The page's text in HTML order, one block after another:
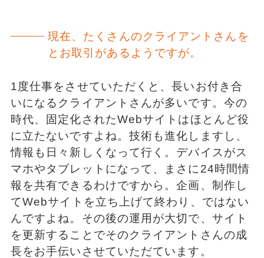
現在、たくさんのクライアントさんを
とお取引があるようですが。
1度仕事をさせていただくと、長いお付き合
いになるクライアントさんが多いです。今の
時代、固定化されたWebサイトはほとんど役
に立たないですよね。技術も進化しますし、
情報も日々新しくなって行く。デバイスがス
マホやタブレットになって、まさに24時間情
報を共有できるわけですから。企画、制作し
てWebサイトを立ち上げて終わり、ではない
んですよね。その後の運用が大切で、サイト
を更新することでそのクライアントさんの成
長をお手伝いさせていただています。